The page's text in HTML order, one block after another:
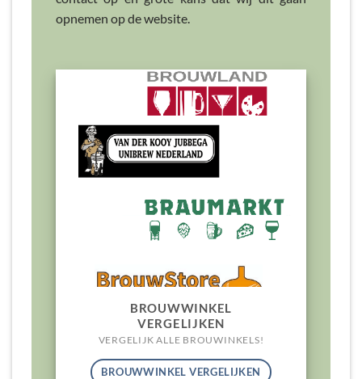
opnemen op de website.
BROUWWINKEL
VERGELIJKEN
VERGELIJK ALLE BROUWINKELS!
BROUWWINKEL VERGELIJKEN